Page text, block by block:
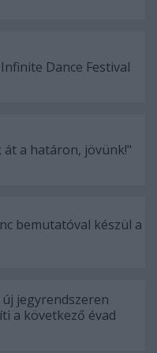
Dance Festival
át a határon, jövünk!"
bemutatóval készül a
jegyrendszeren
a következő évad